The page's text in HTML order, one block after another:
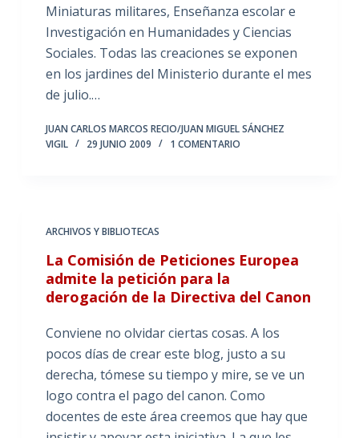
Miniaturas militares, Enseñanza escolar e
Investigación en Humanidades y Ciencias
Sociales. Todas las creaciones se exponen
en los jardines del Ministerio durante el mes
de julio.…
JUAN CARLOS MARCOS RECIO/JUAN MIGUEL SÁNCHEZ
VIGIL
29 JUNIO 2009 1 COMENTARIO
ARCHIVOS Y BIBLIOTECAS
La Comisión de Peticiones Europea
admite la petición para la
derogación de la Directiva del Canon
Conviene no olvidar ciertas cosas. A los
pocos días de crear este blog, justo a su
derecha, tómese su tiempo y mire, se ve un
logo contra el pago del canon. Como
docentes de este área creemos que hay que